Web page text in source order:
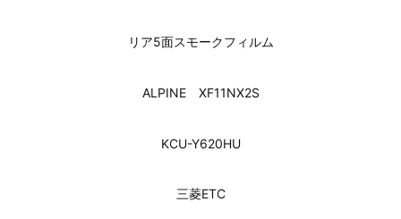
リア5面スモークフィルム
ALPINE XF11NX2S
KCU-Y620HU
三菱ETC